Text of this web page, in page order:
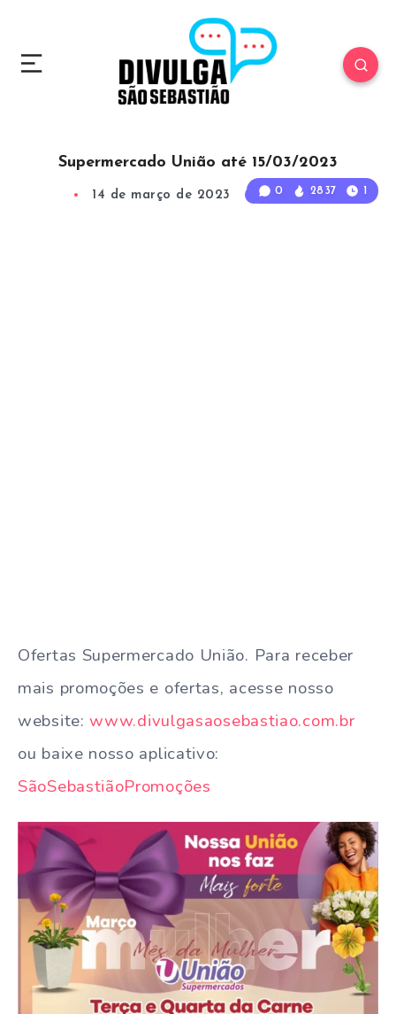
0 2837 1
Supermercado União até 15/03/2023
14 de março de 2023 Min Read
Ofertas Supermercado União. Para receber
mais promoções e ofertas, acesse nosso
website:www.divulgasaosebastiao.com.br
ou baixe nosso aplicativo:
SãoSebastiãoPromoções